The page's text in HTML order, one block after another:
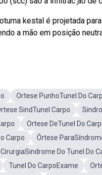
kestal é projetada
a mão em posição
Ortese PunhoTunel Do
SindTunel Carpo
Ortese DeTunel Do
Carpo
Órtese
CirurgiaSindrome Do Tunel Do
Tunel Do CarpoExame